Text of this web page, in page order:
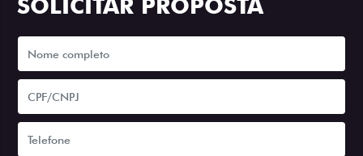
SOLICITAR PROPOSTA